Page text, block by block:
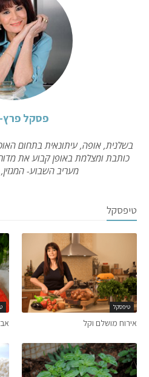
פסקל פרץ-
בשלנית, אופה, עיתונאית בתחום
כותבת ומצלמת באופן קבוע את
מעריב השבוע-
טיפסקל
טיפסקל
אירוח מושלם וקל